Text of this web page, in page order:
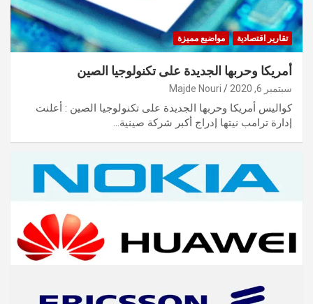
تقارير اقتصادية مواضيع مميزة
أمريكا وحربها الجديدة على تكنولوجيا الصين
سبتمبر 6, 2020 Majde Nouri
كواليس أمريكا وحربها الجديدة على تكنولوجيا الصين : أعلنت
إدارة ترامب نيتها إدراج أكبر شركة صينية…